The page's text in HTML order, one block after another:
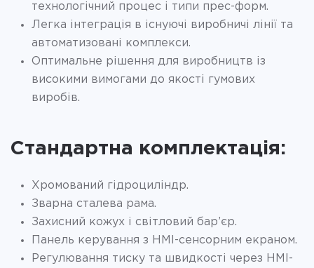
технологічний процес і типи прес-форм.
Легка інтеграція в існуючі виробничі лінії та
автоматизовані комплекси.
Оптимальне рішення для виробництв із
високими вимогами до якості гумових
виробів.
Стандартна комплектація:
Хромований гідроциліндр.
Зварна сталева рама.
Захисний кожух і світловий бар’єр.
Панель керування з HMI-сенсорним екраном.
Регулювання тиску та швидкості через HMI-